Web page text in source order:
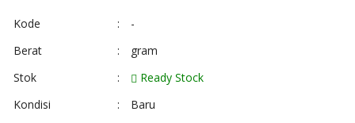
Kode :
-
Berat
:
gram
Stok
:
Ready Stock
Kondisi
:
Baru